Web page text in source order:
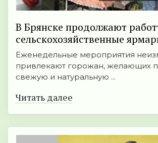
В Брянске продолжают
сельскохозяйственные
Еженедельные мероприятия
привлекают горожан, желающих
свежую и натуральную ...
Читать далее